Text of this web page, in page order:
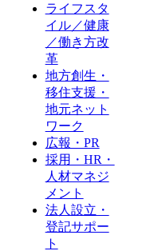
ライフスタ
イル／健康
／働き方改
革
地方創生・
移住支援・
地元ネット
ワーク
広報・PR
採用・HR・
人材マネジ
メント
法人設立・
登記サポー
ト